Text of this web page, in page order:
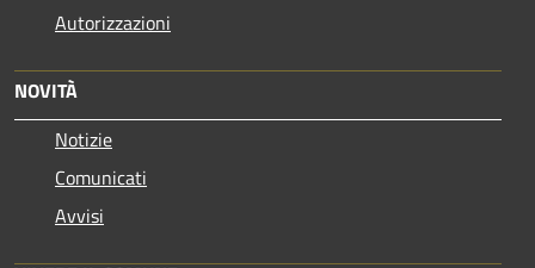
Autorizzazioni
NOVITÀ
Notizie
Comunicati
Avvisi